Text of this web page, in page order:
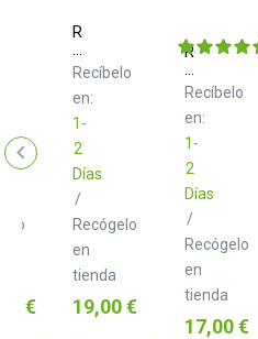
€
Roland
RIC-
B15
Recíbelo
en:
1-
2
Días
/
Recógelo
en
tienda
Precio
19,00 €
Roland
RCC-
5-
2814
Recíbelo
en:
1-
2
Días
/
Recógelo
en
tienda
Precio
17,00 €